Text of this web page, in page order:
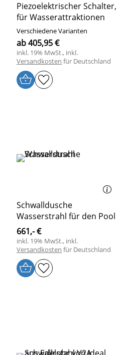
Piezoelektrischer Schalter,
für Wasserattraktionen
Verschiedene Varianten
ab 405,95 €
inkl. 19% MwSt., inkl.
Versandkosten für Deutschland
Schwalldusche
Wasserstrahl für den Pool
661,- €
inkl. 19% MwSt., inkl.
Versandkosten für Deutschland